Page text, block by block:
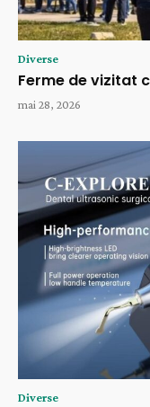
Diverse
Ferme de vizitat
mai 28, 2026
Diverse